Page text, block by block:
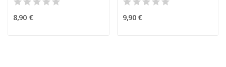
8,90 € 9,90 €